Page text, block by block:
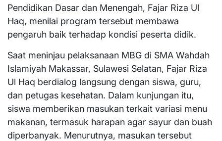
Pendidikan Dasar dan Menengah, Fajar Riza Ul
Haq, menilai program tersebut membawa
pengaruh baik terhadap kondisi peserta didik.
Saat meninjau pelaksanaan MBG di SMA Wahdah
Islamiyah Makassar, Sulawesi Selatan, Fajar Riza
Ul Haq berdialog langsung dengan siswa, guru,
dan petugas kesehatan. Dalam kunjungan itu,
siswa memberikan masukan terkait variasi menu
makanan, termasuk harapan agar sayur dan buah
diperbanyak. Menurutnya, masukan tersebut